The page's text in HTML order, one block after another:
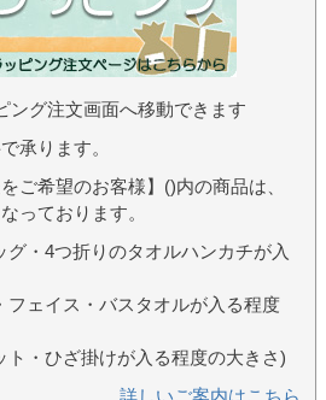
ング注文画面へ移動できます
承ります。
ご希望のお客様】()内の商品は、
っております。
・4つ折りのタオルハンカチが入
フェイス・バスタオルが入る程度
ト・ひざ掛けが入る程度の大きさ)